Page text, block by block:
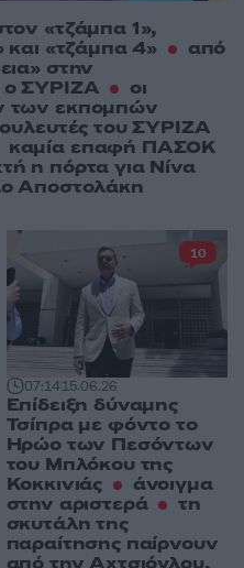
«τζάμπα 1»,
«τζάμπα 4»
από
στην
ο ΣΥΡΙΖΑ
οι
των εκπομπών
του ΣΥΡΙΖΑ
καμία επαφή ΠΑΣΟΚ
η πόρτα για Νίνα
Αποστολάκη
07:1415.06.26
Επίδειξη δύναμης
Τσίπρα με φόντο το
Ηρώο των Πεσόντων
του Μπλόκου της
Κοκκινιάς
άνοιγμα
στην αριστερά
τη
σκυτάλη της
παραίτησης παίρνουν
10